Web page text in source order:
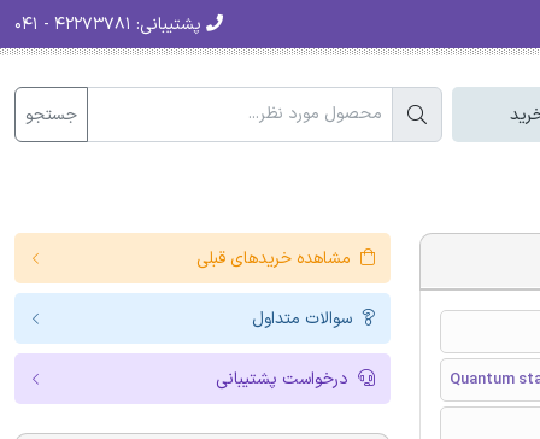
پشتیبانی:
جستجو
Quantum
مشاهده خریدهای قبلی
سوالات متداول
درخواست پشتیبانی